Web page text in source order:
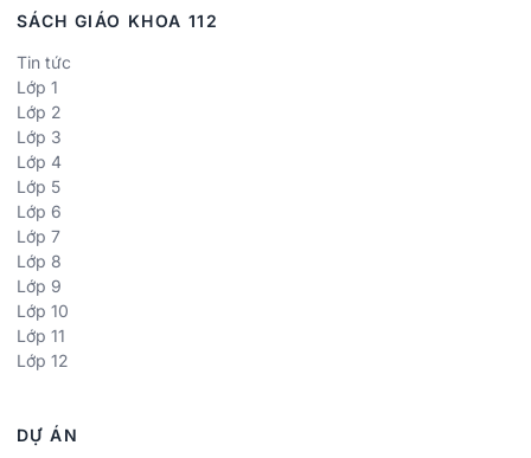
SÁCH GIÁO KHOA 112
Tin tức
Lớp 1
Lớp 2
Lớp 3
Lớp 4
Lớp 5
Lớp 6
Lớp 7
Lớp 8
Lớp 9
Lớp 10
Lớp 11
Lớp 12
DỰ ÁN